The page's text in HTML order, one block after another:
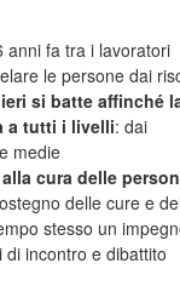
anni fa tra i lavoratori
le persone dai
si batte affinché
a tutti i livelli: dai
medie
cura delle
delle cure e
stesso un
incontro e dibattito